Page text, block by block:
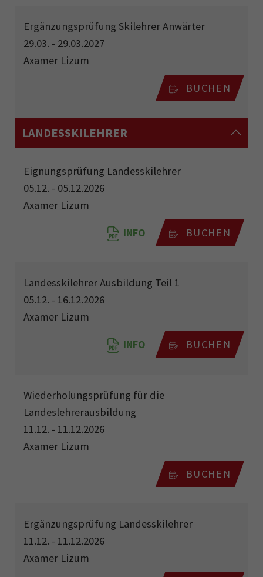
Ergänzungsprüfung Skilehrer Anwärter
29.03. - 29.03.2027
Axamer Lizum
BUCHEN
LANDESSKILEHRER
Eignungsprüfung Landesskilehrer
05.12. - 05.12.2026
Axamer Lizum
INFO BUCHEN
Landesskilehrer Ausbildung Teil 1
05.12. - 16.12.2026
Axamer Lizum
INFO BUCHEN
Wiederholungsprüfung für die
Landeslehrerausbildung
11.12. - 11.12.2026
Axamer Lizum
BUCHEN
Ergänzungsprüfung Landesskilehrer
11.12. - 11.12.2026
Axamer Lizum